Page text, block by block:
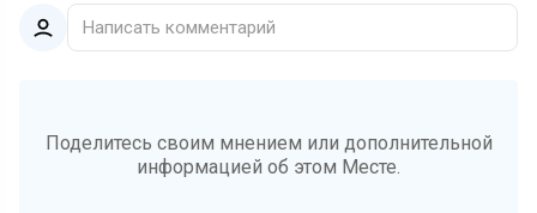
Написать комментарий
Поделитесь своим мнением или дополнительной
информацией об этом Месте.